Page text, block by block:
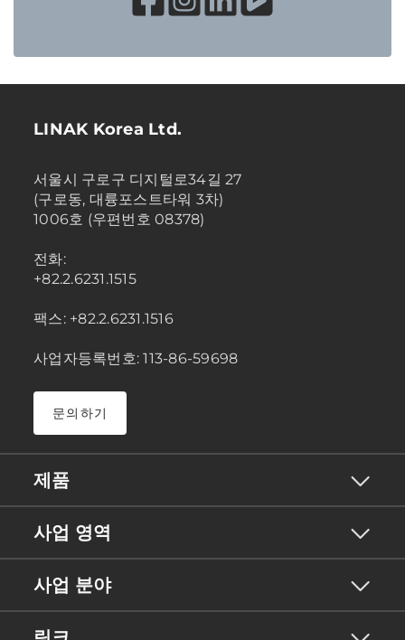
LINAK Korea Ltd.
서울시 구로구 디지털로34길 27
(구로동, 대륭포스트타워 3차)
1006호 (우편번호 08378)
전화:
+82.2.6231.1515
팩스: +82.2.6231.1516
사업자등록번호: 113-86-59698
문의하기
제품
사업 영역
사업 분야